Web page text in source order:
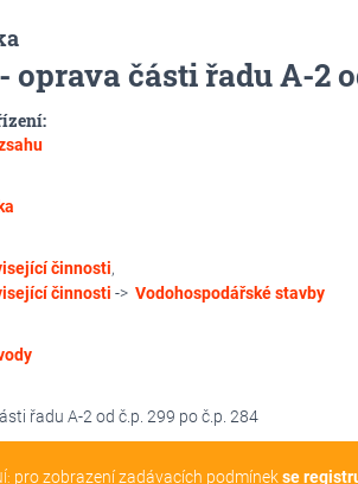
oprava části řadu A-2
činnosti,
činnosti -> Vodohospodářské stavby
řadu A-2 od č.p. 299 po č.p. 284
pro zobrazení zadávacích podmínekse